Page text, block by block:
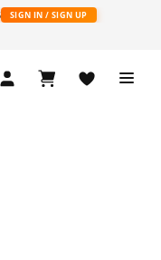
SIGN IN / SIGN UP